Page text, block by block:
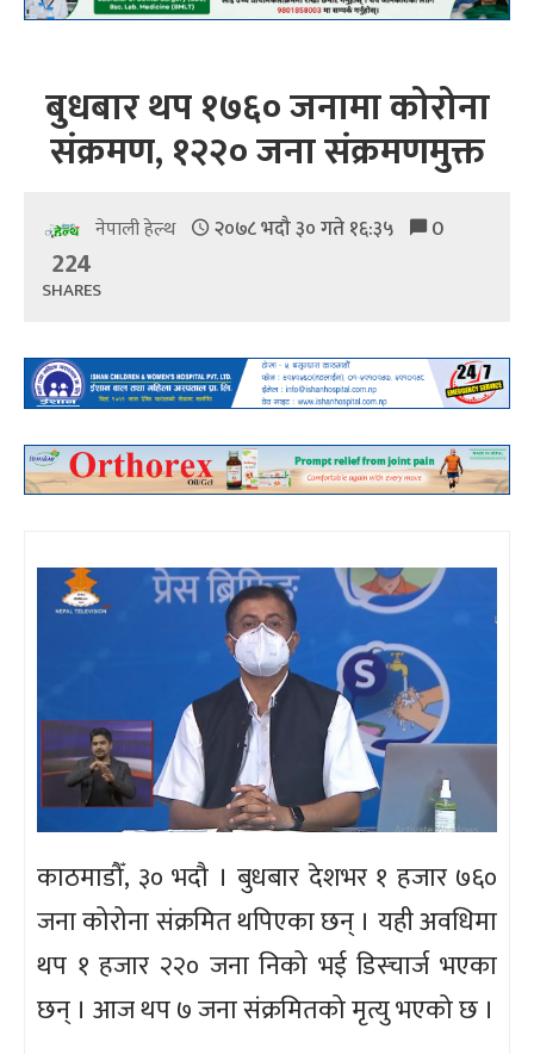
बुधबार थप १७६० जनामा कोरोना
संक्रमण, १२२० जना संक्रमणमुक्त
नेपाली हेल्थ २०७८ भदौ ३० गते १६:३५ 0
224
SHARES
काठमाडौँ, ३० भदौ । बुधबार देशभर १ हजार ७६०
जना कोरोना संक्रमित थपिएका छन् । यही अवधिमा
थप १ हजार २२० जना निको भई डिस्चार्ज भएका
छन् । आज थप ७ जना संक्रमितको मृत्यु भएको छ ।